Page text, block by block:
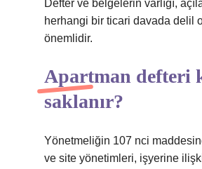
Defter ve belgelerin varlığı,
herhangi bir ticari davada delil
önemlidir.
Apartman defteri
saklanır?
Yönetmeliğin 107 nci
ve site yönetimleri, işyerine